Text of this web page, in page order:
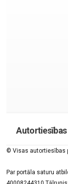
© Visas autortiesības
Par portāla saturu